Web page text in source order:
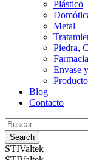
Plástico
Metal
Piedra,
Envase
Blog
Contacto
STIValtek